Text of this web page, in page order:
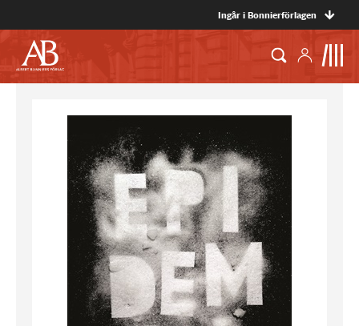
Ingår i Bonnierförlagen